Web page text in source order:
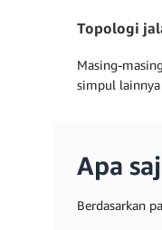
Topologi
Masing-
simpul
Apa
Berdasarkan